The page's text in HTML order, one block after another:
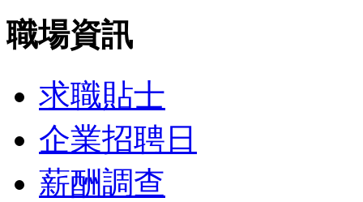
職場資訊
求職貼士
企業招聘日
薪酬調查